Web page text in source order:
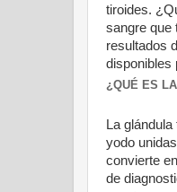
tiroides.
sangre que
resultados
disponibles
¿QUÉ ES
La
yodo
convierte
de